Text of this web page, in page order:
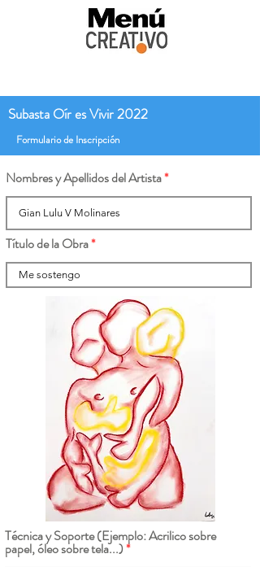
Subasta Oír es Vivir 2022
Formulario de Inscripción
Nombres y Apellidos del Artista
Título de la Obra
Técnica y Soporte (Ejemplo: Acrilico sobre
papel, óleo sobre tela...)